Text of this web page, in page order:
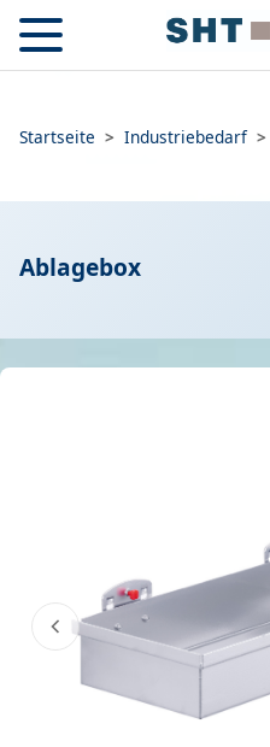
Startseite > Industriebedarf >
Ablagebox